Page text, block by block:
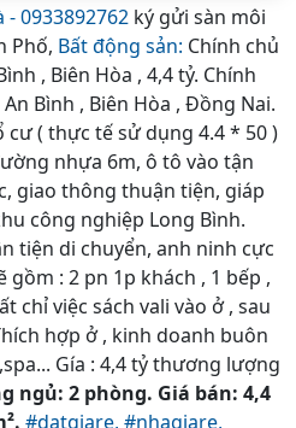
- 0933892762 ký gửi sàn môi
Phố, Bất động sản: Chính chủ
, Biên Hòa , 4,4 tỷ. Chính
Bình , Biên Hòa , Đồng Nai.
cư ( thực tế sử dụng 4.4 * 50 )
nhựa 6m, ô tô vào tận
giao thông thuận tiện, giáp
công nghiệp Long Bình.
tiện di chuyển, anh ninh cực
gồm : 2 pn 1p khách , 1 bếp ,
chỉ việc sách vali vào ở , sau
hợp ở , kinh doanh buôn
Gía : 4,4 tỷ thương lượng
ngủ: 2 phòng. Giá bán: 4,4
#datgiare, #nhagiare,